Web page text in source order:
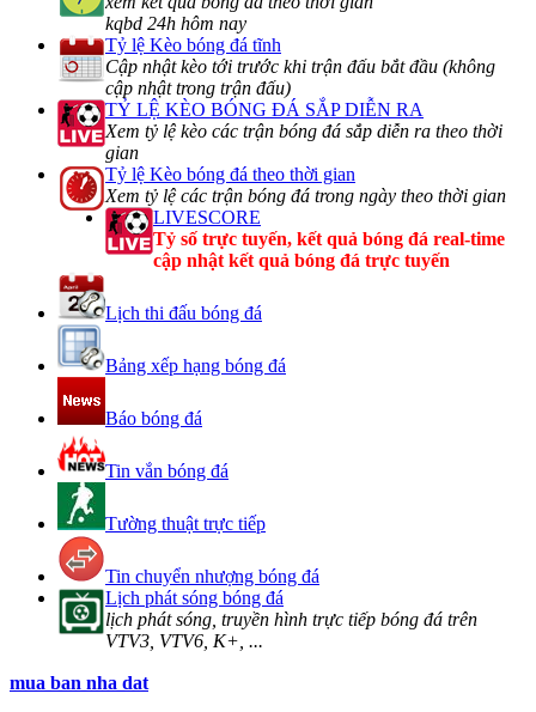
kqbd 24h hôm nay
Tỷ lệ Kèo bóng đá tĩnh
Cập nhật kèo tới trước khi trận đấu bắt đầu (không
cập nhật trong trận đấu)
TỶ LỆ KÈO BÓNG ĐÁ SẮP DIỄN RA
Xem tỷ lệ kèo các trận bóng đá sắp diễn ra theo thời
gian
Tỷ lệ Kèo bóng đá theo thời gian
Xem tỷ lệ các trận bóng đá trong ngày theo thời gian
LIVESCORE
Tỷ số trực tuyến, kết quả bóng đá real-time
cập nhật kết quả bóng đá trực tuyến
Lịch thi đấu bóng đá
Bảng xếp hạng bóng đá
Báo bóng đá
Tin vắn bóng đá
Tường thuật trực tiếp
Tin chuyển nhượng bóng đá
Lịch phát sóng bóng đá
lịch phát sóng, truyền hình trực tiếp bóng đá trên
VTV3, VTV6, K+, ...
mua ban nha dat